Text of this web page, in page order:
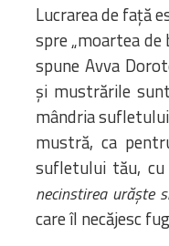
​Lucrarea de față
spre „moartea de
spune Avva
și mustrările
mândria
mustră, ca
sufletului tău, cu
necinstirea urăște
care îl necăjesc